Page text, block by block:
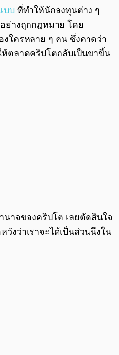
บบ ที่ทำให้นักลงทุนต่าง ๆ
ย่างถูกกฎหมาย โดย
งใครหลาย ๆ คน ซึ่งคาดว่า
ตลาดคริปโตกลับเป็นขาขึ้น
าจของคริปโต เลยตัดสินใจ
งว่าเราจะได้เป็นส่วนนึงใน